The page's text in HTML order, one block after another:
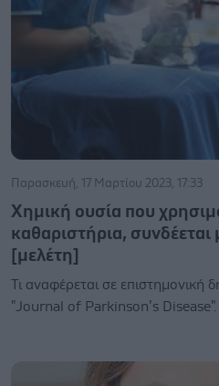
Παρασκευή, 17 Μαρτίου 2023, 17:33
Χημική ουσία που
καθαριστήρια,
[μελέτη]
Τι αναφέρεται σε επιστημονική
"Journal of Parkinson’s Disease".